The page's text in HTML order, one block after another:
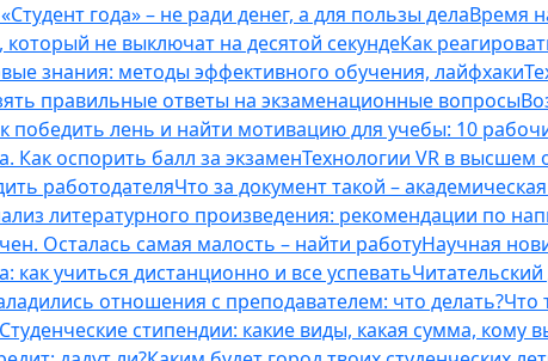
года» – не ради денег, а для пользы делаВремя
не выключат на десятой секундеКак
знания: методы эффективного обучения, лайфхаки
правильные ответы на экзаменационные вопросы
победить лень и найти мотивацию для учебы: 10
Как оспорить балл за экзаменТехнологии VR в высшем
работодателяЧто за документ такой –
литературного произведения: рекомендации по
Осталась самая малость – найти работуНаучная
как учиться дистанционно и все успевать
отношения с преподавателем: что делать?Что
Студенческие стипендии: какие виды, какая сумма, кому